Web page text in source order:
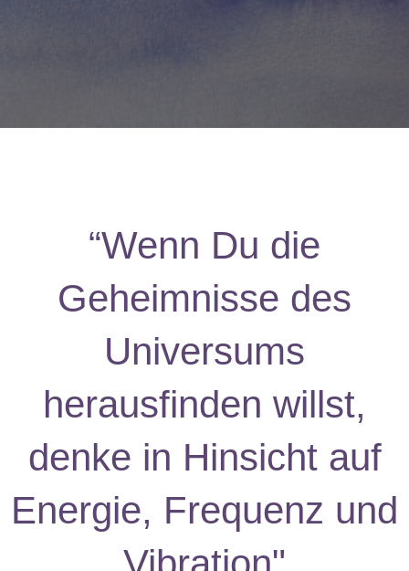
“Wenn Du die
Geheimnisse des
Universums
herausfinden willst,
denke in Hinsicht auf
Energie, Frequenz und